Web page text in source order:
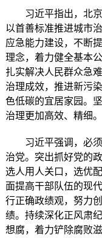
习近平指出，北
以首善标准推进城市
应急能力建设，不断
理念，着力健全基本
扎实解决人民群众急
治理成效，推进新污
色低碳的宜居家园。
治理更加高效、精细。
习近平强调，必
治党。突出抓好党的
选人用人关口，选优
面提高干部队伍的现
行正确政绩观，努力
绩。持续深化正风肃
想腐，着力铲除腐败